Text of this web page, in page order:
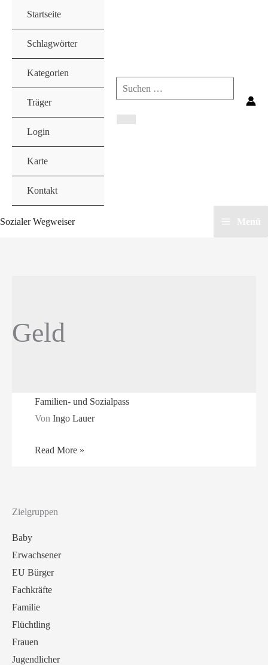
springen
Startseite
Schlagwörter
Kategorien
Träger
Login
Karte
Kontakt
Search
for:
Sozialer Wegweiser Menü
Geld
Familien- und Sozialpass
VonIngo Lauer
Familien-
Read More »
Zielgruppen
Baby
Erwachsener
EU Bürger
Fachkräfte
Familie
Flüchtling
Frauen
Jugendlicher